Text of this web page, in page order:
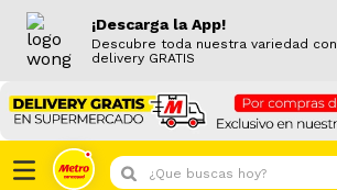
¡Descarga la App!
Descubre toda nuestra variedad con
delivery GRATIS
¿Que buscas hoy?